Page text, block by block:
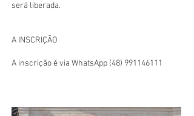
será liberada.
A INSCRIÇÃO
A inscrição é via WhatsApp (48) 991146111